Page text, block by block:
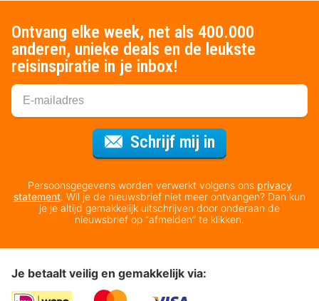
Ontvang elke week, net als 400.000
anderen, unieke deals en de leukste
reisinspiratie in je inbox!
Schrijf mij in
Persoonsgegevens worden verwerkt volgens ons privacy
statement. Wil je de nieuwsbrief niet meer ontvangen? Dan kun
je je altijd gemakkelijk uitschrijven door onderaan de
nieuwsbrief op “afmelden” te klikken.
Je betaalt veilig en gemakkelijk via: